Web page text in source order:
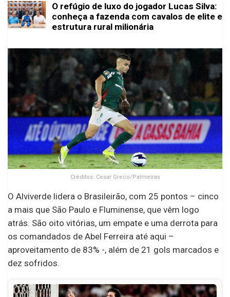
O refúgio de luxo do jogador Lucas Silva:
conheça a fazenda com cavalos de elite e
estrutura rural milionária
Créditos: Cesar Greco/Palmeiras
O Alviverde lidera o Brasileirão, com 25 pontos – cinco
a mais que São Paulo e Fluminense, que vêm logo
atrás. São oito vitórias, um empate e uma derrota para
os comandados de Abel Ferreira até aqui –
aproveitamento de 83% -, além de 21 gols marcados e
dez sofridos.